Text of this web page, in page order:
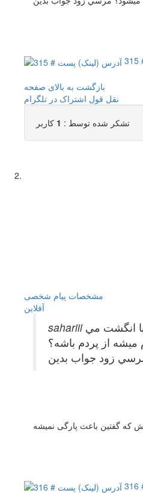
بازگشت به بالای صفحه
نقل قول اشتراک در تلگرام
تشکر شده توسط : 1 کاربر
مشخصات پیام شخصی
آفلاين
انگشت مي
زود جواب بدين
که گفتین باعث پارگی نمیشه